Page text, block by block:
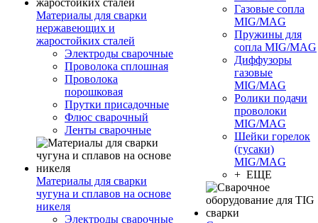
Материалы для сварки
нержавеющих и
жаростойких сталей
Электроды сварочные
Проволока сплошная
Проволока
порошковая
Прутки присадочные
Флюс сварочный
Ленты сварочные
Материалы для сварки
чугуна и сплавов на основе
никеля
Электроды сварочные
Газовые сопла
MIG/MAG
Пружины для
сопла MIG/MAG
Диффузоры
газовые
MIG/MAG
Ролики подачи
проволоки
MIG/MAG
Шейки горелок
(гусаки)
MIG/MAG
+ ЕЩЕ